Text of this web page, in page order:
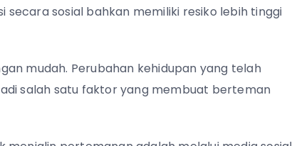
secara sosial bahkan memiliki resiko lebih tinggi
mudah. Perubahan kehidupan yang telah
salah satu faktor yang membuat berteman